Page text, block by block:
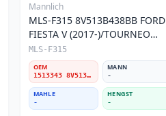
Mannlich
MLS-F315 8V513B438BB FORD
FIESTA V (2017-)/TOURNEO
COURIER(2023-) ÖN Z-ROT
MLS-F315
OEM
1513343 8V513B438BB 8V513B438BA 2209742 1745924 8V5Z5K484B 8V513B438BD 2069658 1905043 1790310 1905043 CN153B438AB
MANN
-
MAHLE
-
HENGST
-